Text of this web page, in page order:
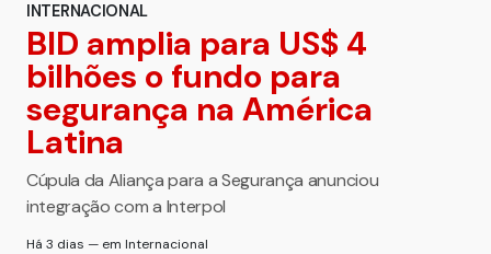
INTERNACIONAL
BID amplia para US$ 4
bilhões o fundo para
segurança na América
Latina
Cúpula da Aliança para a Segurança anunciou
integração com a Interpol
Há 3 dias — em Internacional